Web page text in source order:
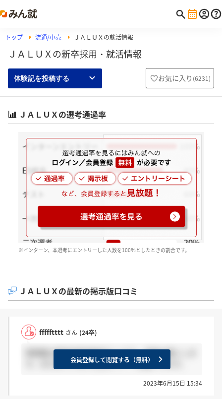
トップ 流通/小売 ＪＡＬＵＸの就活情報
ＪＡＬＵＸの新卒採用・就活情報
体験記を投稿する お気に入り (6231)
ＪＡＬＵＸの選考通過率
※インターン、本選考にエントリーした人数を100％としたときの割合です。
ＪＡＬＵＸの最新の掲示版口コミ
ffffftttt さん (24卒)
事務職の最終結果連絡来ている方、感謝お願いしま
す。まだ来ていない方はホント？お願いします。
会員登録して閲覧する（無料）
2023年6月15日 15:34